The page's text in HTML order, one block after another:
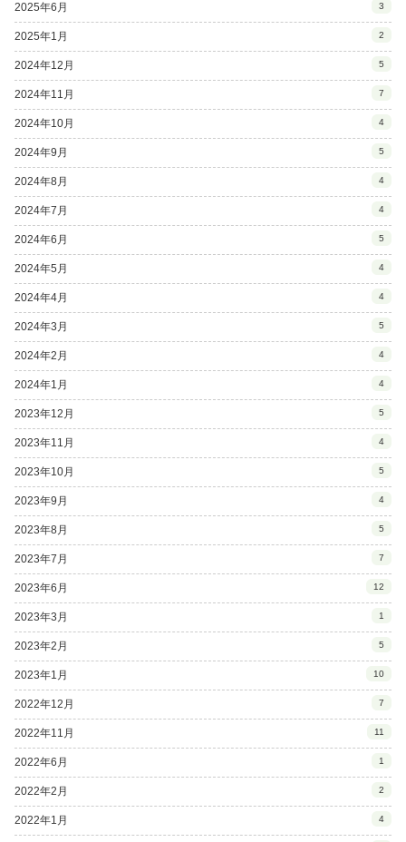
2025年6月 3
2025年1月 2
2024年12月 5
2024年11月 7
2024年10月 4
2024年9月 5
2024年8月 4
2024年7月 4
2024年6月 5
2024年5月 4
2024年4月 4
2024年3月 5
2024年2月 4
2024年1月 4
2023年12月 5
2023年11月 4
2023年10月 5
2023年9月 4
2023年8月 5
2023年7月 7
2023年6月 12
2023年3月 1
2023年2月 5
2023年1月 10
2022年12月 7
2022年11月 11
2022年6月 1
2022年2月 2
2022年1月 4